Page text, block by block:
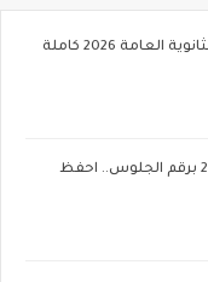
ملف الأسماء بالدرجات نتيجة الثانوية العامة 2026 كاملة
رابط نتيجة الثانوية العامة 2026 برقم الجلوس.. احفظ